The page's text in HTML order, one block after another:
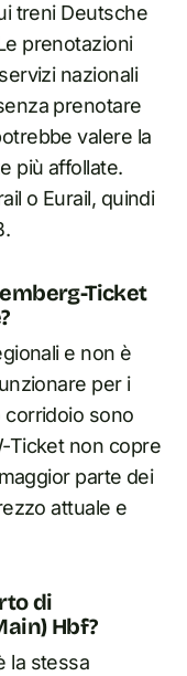
treni Deutsche
prenotazioni
nazionali
prenotare
valere la
più affollate.
o Eurail, quindi
Ticket
e non è
per i
corridoio sono
Ticket non copre
parte dei
attuale e
di
Hbf?
la stessa